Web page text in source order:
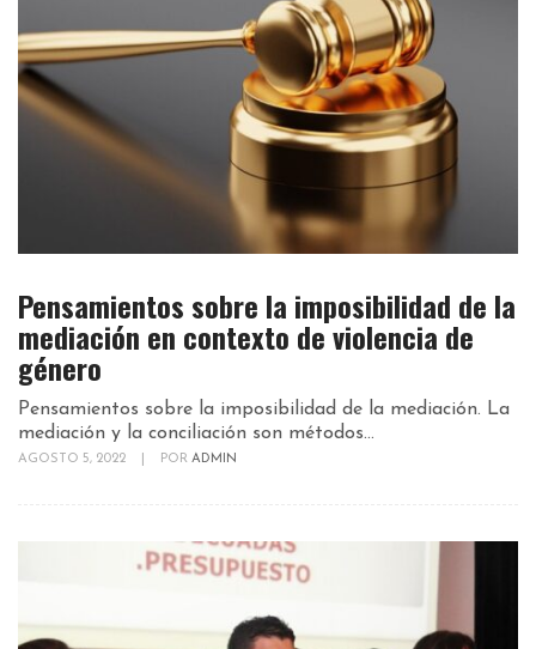
Pensamientos sobre la imposibilidad de la
mediación en contexto de violencia de
género
Pensamientos sobre la imposibilidad de la mediación. La
mediación y la conciliación son métodos...
AGOSTO 5, 2022 POR ADMIN